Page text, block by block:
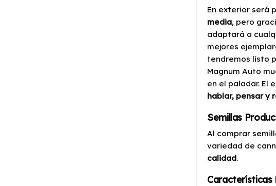
En exterior será
media, pero
adaptará a
mejores
tendremos listo
Magnum Auto
en el paladar. El
hablar, pensar y
Semillas
Al comprar
variedad de
calidad.
Características